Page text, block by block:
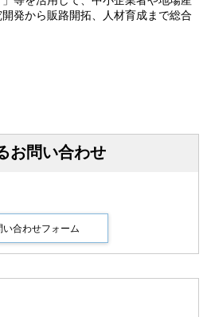
発から販路開拓、人材育成まで総合
お問い合わせ